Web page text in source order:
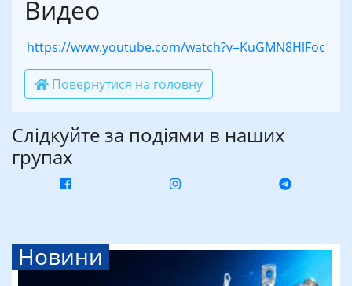
Видео
https://www.youtube.com/watch?v=KuGMN8HlFoc
Повернутися на головну
Слідкуйте за подіями в наших
групах
Новини